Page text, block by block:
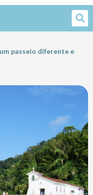
passeio diferente e